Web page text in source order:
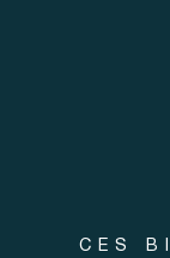
CES